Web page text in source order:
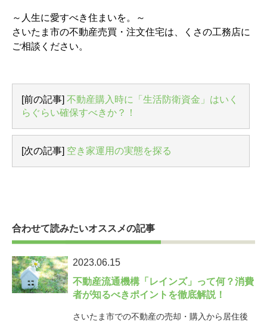
～人生に愛すべき住まいを。～
さいたま市の不動産売買・注文住宅は、くさの工務店に
ご相談ください。
[前の記事] 不動産購入時に「生活防衛資金」はいく
らぐらい確保すべきか？！
[次の記事] 空き家運用の実態を探る
合わせて読みたいオススメの記事
2023.06.15
不動産流通機構「レインズ」って何？消費
者が知るべきポイントを徹底解説！
さいたま市での不動産の売却・購入から居住後